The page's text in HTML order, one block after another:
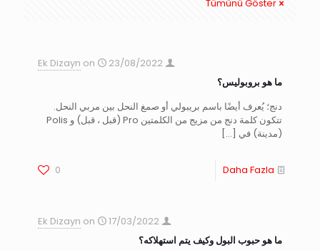
Tümünü Göster
Ek Dizayn on
23/08/2022
ما هو بروبوليس؟
دنج؛ يُعرف أيضًا باسم بريبولي أو صمغ النحل بين مربي النحل.
تتكون كلمة دنج من مزيج من الكلمتين Pro (قبل ، قبل) و Polis
(مدينة) في […]
0 Daha Fazla
Ek Dizayn on
17/03/2022
ما هو حبوب البول وكيف يتم استهلاكه؟